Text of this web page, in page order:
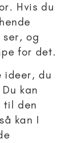
Hvis du
og
for det.
ideer, du
kan
til den
kan I